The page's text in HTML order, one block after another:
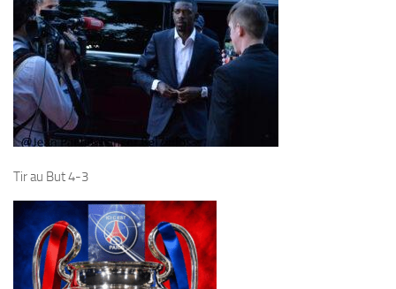
Tir au But 4-3